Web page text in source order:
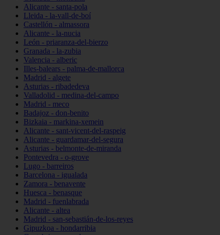
Alicante - santa-pola
Lleida - la-vall-de-boí
Castellón - almassora
Alicante - la-nucia
León - priaranza-del-bierzo
Granada - la-zubia
Valencia - alberic
Illes-balears - palma-de-mallorca
Madrid - algete
Asturias - ribadedeva
Valladolid - medina-del-campo
Madrid - meco
Badajoz - don-benito
Bizkaia - markina-xemein
Alicante - sant-vicent-del-raspeig
Alicante - guardamar-del-segura
Asturias - belmonte-de-miranda
Pontevedra - o-grove
Lugo - barreiros
Barcelona - igualada
Zamora - benavente
Huesca - benasque
Madrid - fuenlabrada
Alicante - altea
Madrid - san-sebastián-de-los-reyes
Gipuzkoa - hondarribia